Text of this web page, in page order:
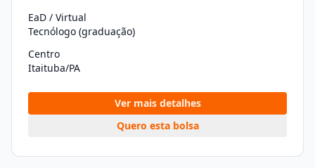
EaD / Virtual
Tecnólogo (graduação)
Centro
Itaituba/PA
Ver mais detalhes
Quero esta bolsa